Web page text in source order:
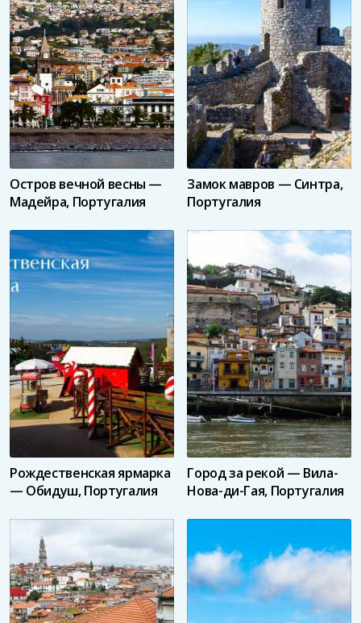
Остров вечной весны —
Мадейра, Португалия
Замок мавров — Синтра,
Португалия
Рождественская ярмарка
— Обидуш, Португалия
Город за рекой — Вила-
Нова-ди-Гая, Португалия